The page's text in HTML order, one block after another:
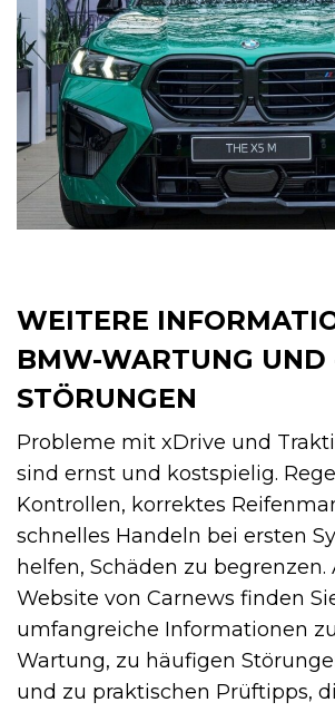
WEITERE
BMW-WARTUNG UND
STÖRUNGEN
Probleme mit xDrive und
sind ernst und kostspielig.
Kontrollen, korrektes
schnelles Handeln bei ersten
helfen, Schäden zu begrenzen.
Website von Carnews finden
umfangreiche Informationen
Wartung, zu häufigen
und zu praktischen Prüftipps,